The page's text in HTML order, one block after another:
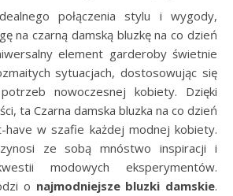
na czarną damską bluzkę na co dzień
element garderoby świetnie
sytuacjach, dostosowując się
nowoczesnej kobiety. Dzięki
ta Czarna damska bluzka na co dzień
have w szafie każdej modnej kobiety.
ze sobą mnóstwo inspiracji i
modowych eksperymentów.
o najmodniejsze bluzki damskie.